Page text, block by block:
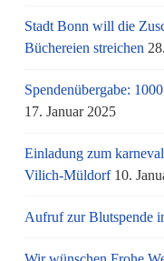
Stadt Bonn will die
Büchereien streichen
Spendenübergabe:
17. Januar 2025
Einladung zum
Vilich-Müldorf 10.
Aufruf zur Blutspende